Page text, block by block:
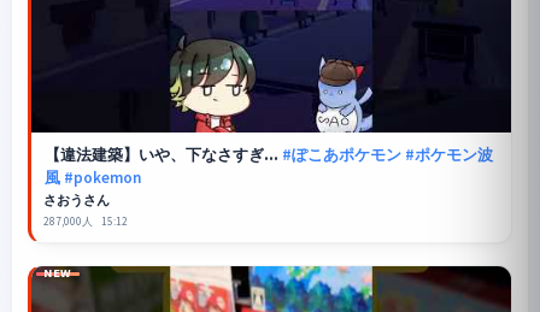
【違法建築】いや、下なさすぎ... #ぽこあポケモン #ポケモン波
風 #pokemon
さおうさん
287,000人 15:12
NEW